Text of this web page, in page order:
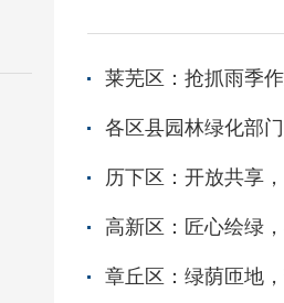
莱芜区：抢抓雨季
各区县园林绿化部
历下区：开放共享
高新区：匠心绘绿
章丘区：绿荫匝地